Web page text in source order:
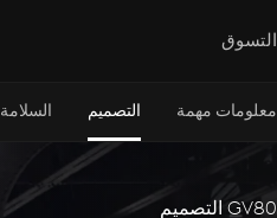
التسوق
معلومات مهمة التصميم السلامة
GV80 التصميم